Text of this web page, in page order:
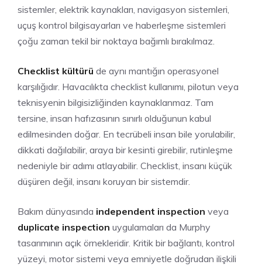
sistemler, elektrik kaynakları, navigasyon sistemleri,
uçuş kontrol bilgisayarları ve haberleşme sistemleri
çoğu zaman tekil bir noktaya bağımlı bırakılmaz.
Checklist kültürü de aynı mantığın operasyonel
karşılığıdır. Havacılıkta checklist kullanımı, pilotun veya
teknisyenin bilgisizliğinden kaynaklanmaz. Tam
tersine, insan hafızasının sınırlı olduğunun kabul
edilmesinden doğar. En tecrübeli insan bile yorulabilir,
dikkati dağılabilir, araya bir kesinti girebilir, rutinleşme
nedeniyle bir adımı atlayabilir. Checklist, insanı küçük
düşüren değil, insanı koruyan bir sistemdir.
Bakım dünyasında independent inspection veya
duplicate inspection uygulamaları da Murphy
tasarımının açık örnekleridir. Kritik bir bağlantı, kontrol
yüzeyi, motor sistemi veya emniyetle doğrudan ilişkili